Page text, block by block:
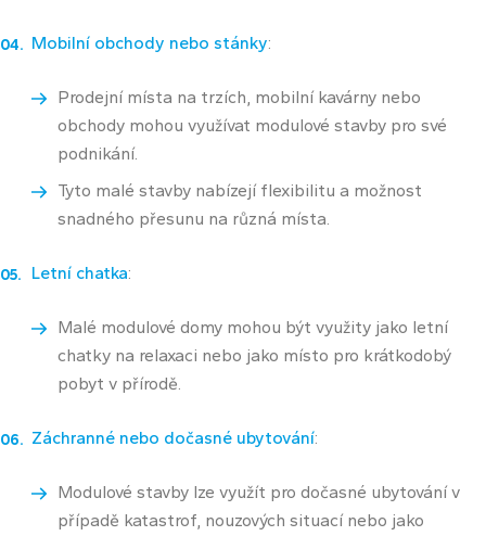
Mobilní obchody nebo stánky:
Prodejní místa na trzích, mobilní kavárny nebo
obchody mohou využívat modulové stavby pro své
podnikání.
Tyto malé stavby nabízejí flexibilitu a možnost
snadného přesunu na různá místa.
Letní chatka:
Malé modulové domy mohou být využity jako letní
chatky na relaxaci nebo jako místo pro krátkodobý
pobyt v přírodě.
Záchranné nebo dočasné ubytování:
Modulové stavby lze využít pro dočasné ubytování v
případě katastrof, nouzových situací nebo jako